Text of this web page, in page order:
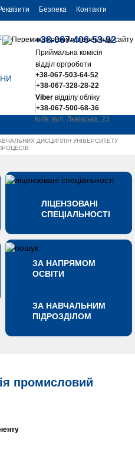
Безпека Контакти
+38-067-406-53-92
Приймальна комісія
відділ оргроботи
+38-067-503-64-52
+38-067-328-28-22
Viberвідділу обліку
+38-067-500-68-36
Київ, вул. Львівська, 23
ДИСЦИПЛІН УНІВЕРСИТЕТУ
ЛІЦЕНЗОВАНІ
СПЕЦІАЛЬНОСТІ
ЗА НАПРЯМОМ
ОСВІТИ
ЗА НАВЧАЛЬНИМ
ПІДРОЗДІЛОМ
промисловий